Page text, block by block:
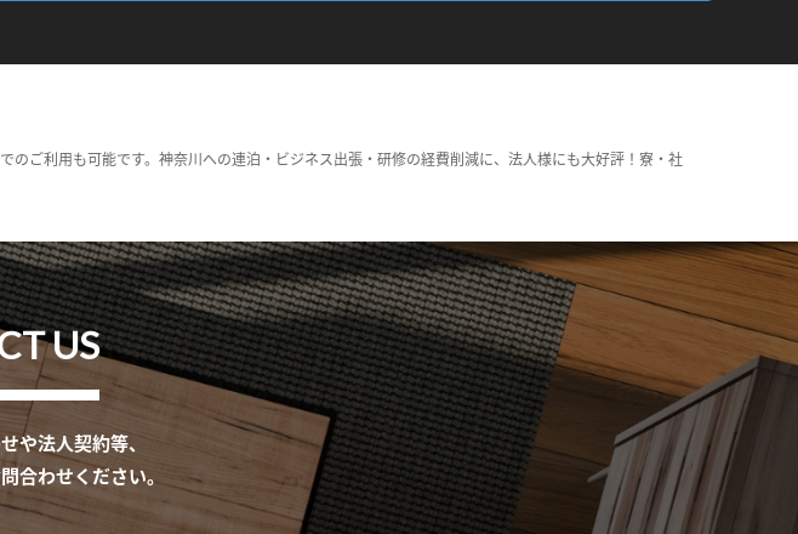
ご利用も可能です。神奈川への連泊・ビジネス出張・研修の経費削減に、法人様にも大好評！寮・社
US
や法人契約等、
合わせください。